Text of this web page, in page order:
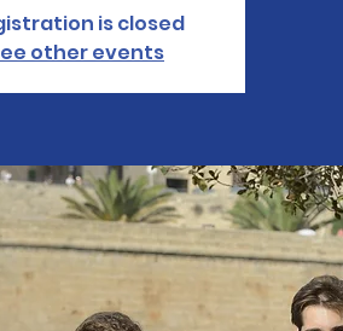
is closed
other events